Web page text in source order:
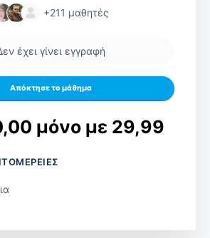
+211 μαθητές
έχει γίνει εγγραφή
Απόκτησε το μάθημα
μόνο με 29,99